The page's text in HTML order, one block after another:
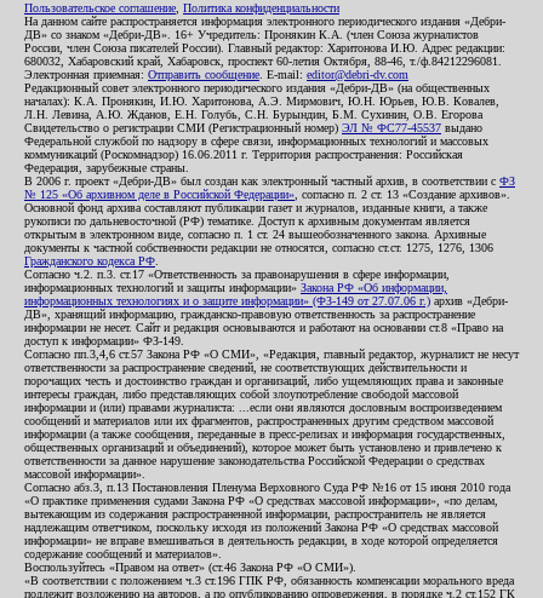
Пользовательское соглашение Политика конфиденциальности
На данном сайте распространяется информация электронного периодического издания «Дебри-
ДВ» со знаком «Дебри-ДВ». 16+ Учредитель: Пронякин К.А. (член Союза журналистов
России, член Союза писателей России). Главный редактор: Харитонова И.Ю. Адрес редакции:
680032, Хабаровский край, Хабаровск, проспект 60-летия Октября, 88-46, т./ф.84212296081.
Электронная приемная: Отправить сообщение . E-mail: editor@debri-dv.com
Редакционный совет электронного периодического издания «Дебри-ДВ» (на общественных
началах): К.А. Пронякин, И.Ю. Харитонова, А.Э. Мирмович, Ю.Н. Юрьев, Ю.В. Ковалев,
Л.Н. Левина, А.Ю. Жданов, Е.Н. Голубь, С.Н. Бурындин, Б.М. Сухинин, О.В. Егорова
Свидетельство о регистрации СМИ (Регистрационный номер) ЭЛ № ФС77-45537 выдано
Федеральной службой по надзору в сфере связи, информационных технологий и массовых
коммуникаций (Роскомнадзор) 16.06.2011 г. Территория распространения: Российская
Федерация, зарубежные страны.
В 2006 г. проект «Дебри-ДВ» был создан как электронный частный архив, в соответствии с ФЗ
№ 125 «Об архивном деле в Российской Федерации» , согласно п. 2 ст. 13 «Создание архивов».
Основной фонд архива составляют публикации газет и журналов, изданные книги, а также
рукописи по дальневосточной (РФ) тематике. Доступ к архивным документам является
открытым в электронном виде, согласно п. 1 ст. 24 вышеобозначенного закона. Архивные
документы к частной собственности редакции не относятся, согласно ст.ст. 1275, 1276, 1306
Гражданского кодекса РФ
Согласно ч.2. п.3. ст.17 «Ответственность за правонарушения в сфере информации,
информационных технологий и защиты информации» Закона РФ «Об информации,
информационных технологиях и о защите информации» (ФЗ-149 от 27.07.06 г.) архив «Дебри-
ДВ», хранящий информацию, гражданско-правовую ответственность за распространение
информации не несет. Сайт и редакция основываются и работают на основании ст.8 «Право на
доступ к информации» ФЗ-149.
Согласно пп.3,4,6 ст.57 Закона РФ «О СМИ», «Редакция, главный редактор, журналист не несут
ответственности за распространение сведений, не соответствующих действительности и
порочащих честь и достоинство граждан и организаций, либо ущемляющих права и законные
интересы граждан, либо представляющих собой злоупотребление свободой массовой
информации и (или) правами журналиста: ...если они являются дословным воспроизведением
сообщений и материалов или их фрагментов, распространенных другим средством массовой
информации (а также сообщения, переданные в пресс-релизах и информация государственных,
общественных организаций и объединений), которое может быть установлено и привлечено к
ответственности за данное нарушение законодательства Российской Федерации о средствах
массовой информации».
Согласно абз.3, п.13 Постановления Пленума Верховного Суда РФ №16 от 15 июня 2010 года
«О практике применения судами Закона РФ «О средствах массовой информации», «по делам,
вытекающим из содержания распространенной информации, распространитель не является
надлежащим ответчиком, поскольку исходя из положений Закона РФ «О средствах массовой
информации» не вправе вмешиваться в деятельность редакции, в ходе которой определяется
содержание сообщений и материалов».
Воспользуйтесь «Правом на ответ» (ст.46 Закона РФ «О СМИ»).
«В соответствии с положением ч.3 ст.196 ГПК РФ, обязанность компенсации морального вреда
подлежит возложению на авторов, а по опубликованию опровержения, в порядке ч.2 ст.152 ГК